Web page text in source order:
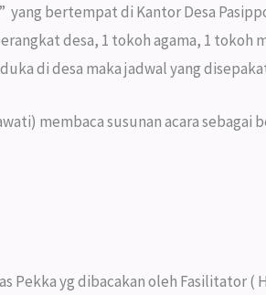
yang bertempat di Kantor Desa
desa, 1 tokoh agama, 1 tokoh
duka di desa maka jadwal yang
membaca susunan acara sebagai
Pekka yg dibacakan oleh Fasilitator (